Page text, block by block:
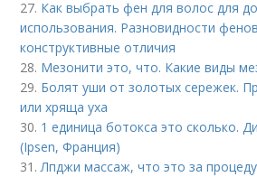
27. Как выбрать фен для волос для
использования. Разновидности
конструктивные отличия
28. Мезонити это, что. Какие виды
29. Болят уши от золотых сережек.
или хряща уха
30. 1 единица ботокса это сколько.
(Ipsen, Франция)
31.Лпджи массаж, что это за